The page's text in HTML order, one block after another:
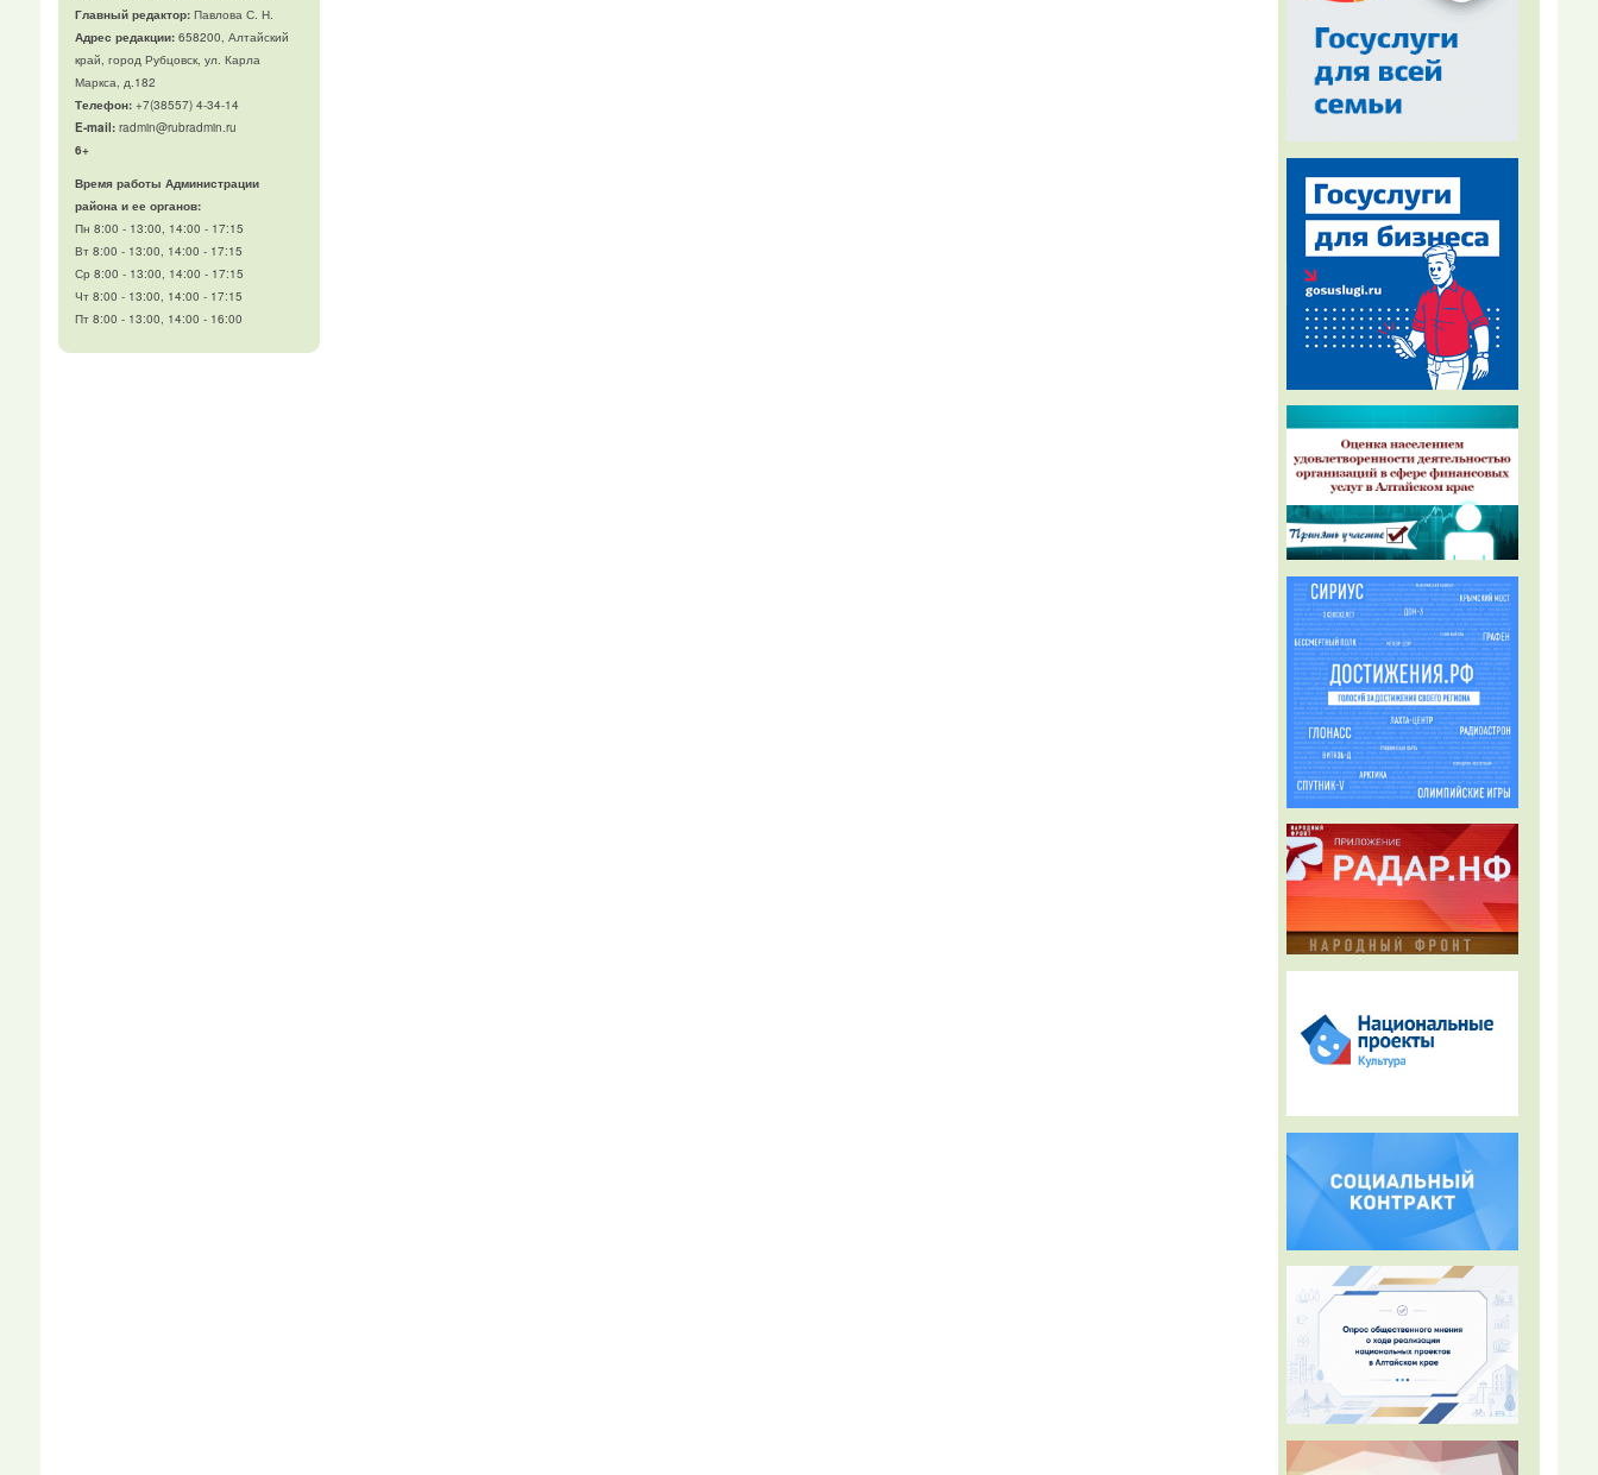
Главный редактор:Павлова С. Н.
Адрес редакции:658200, Алтайский
край, город Рубцовск, ул. Карла
Маркса, д.182
Телефон:+7(38557) 4-34-14
E-mail:radmin@rubradmin.ru
6+
Время работы Администрации
района и ее органов:
Пн 8:00 - 13:00, 14:00 - 17:15
Вт 8:00 - 13:00, 14:00 - 17:15
Ср 8:00 - 13:00, 14:00 - 17:15
Чт 8:00 - 13:00, 14:00 - 17:15
Пт 8:00 - 13:00, 14:00 - 16:00